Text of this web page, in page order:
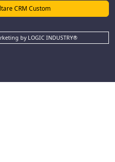
CRM Custom
by LOGIC INDUSTRY®